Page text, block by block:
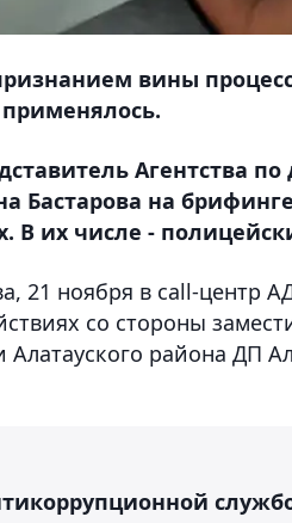
вины
Агентства
Бастарова на
В их числе -
21 ноября в call-центр
со стороны
района ДП